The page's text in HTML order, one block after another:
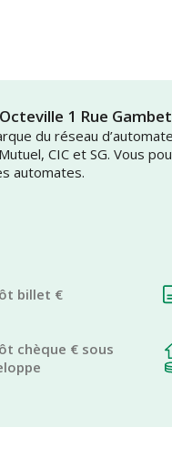
1 Rue
du réseau
CIC et SG. Vous
automates.
billet €
chèque € sous